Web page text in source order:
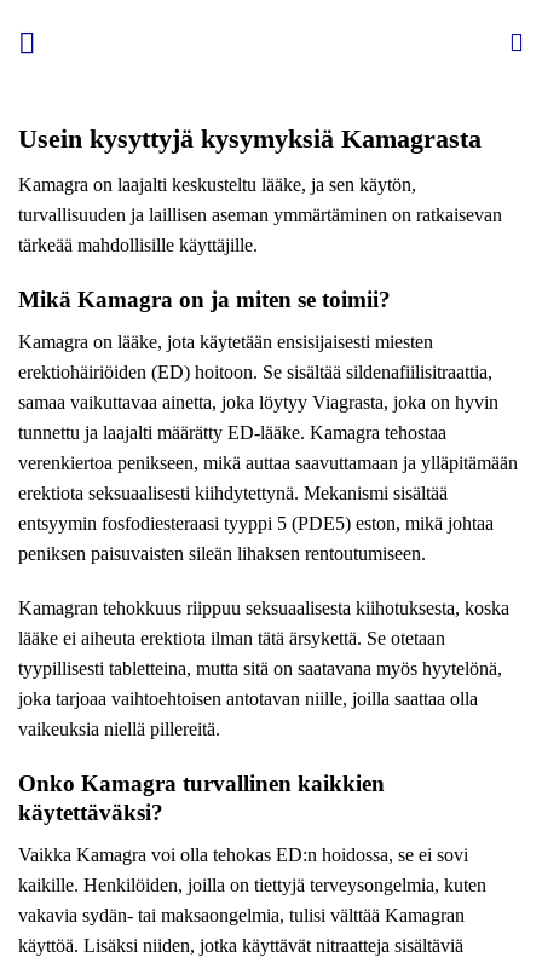
Usein kysyttyjä kysymyksiä Kamagrasta
Kamagra on laajalti keskusteltu lääke, ja sen käytön,
turvallisuuden ja laillisen aseman ymmärtäminen on ratkaisevan
tärkeää mahdollisille käyttäjille.
Mikä Kamagra on ja miten se toimii?
Kamagra on lääke, jota käytetään ensisijaisesti miesten
erektiohäiriöiden (ED) hoitoon. Se sisältää sildenafiilisitraattia,
samaa vaikuttavaa ainetta, joka löytyy Viagrasta, joka on hyvin
tunnettu ja laajalti määrätty ED-lääke. Kamagra tehostaa
verenkiertoa penikseen, mikä auttaa saavuttamaan ja ylläpitämään
erektiota seksuaalisesti kiihdytettynä. Mekanismi sisältää
entsyymin fosfodiesteraasi tyyppi 5 (PDE5) eston, mikä johtaa
peniksen paisuvaisten sileän lihaksen rentoutumiseen.
Kamagran tehokkuus riippuu seksuaalisesta kiihotuksesta, koska
lääke ei aiheuta erektiota ilman tätä ärsykettä. Se otetaan
tyypillisesti tabletteina, mutta sitä on saatavana myös hyytelönä,
joka tarjoaa vaihtoehtoisen antotavan niille, joilla saattaa olla
vaikeuksia niellä pillereitä.
Onko Kamagra turvallinen kaikkien
käytettäväksi?
Vaikka Kamagra voi olla tehokas ED:n hoidossa, se ei sovi
kaikille. Henkilöiden, joilla on tiettyjä terveysongelmia, kuten
vakavia sydän- tai maksaongelmia, tulisi välttää Kamagran
käyttöä. Lisäksi niiden, jotka käyttävät nitraatteja sisältäviä